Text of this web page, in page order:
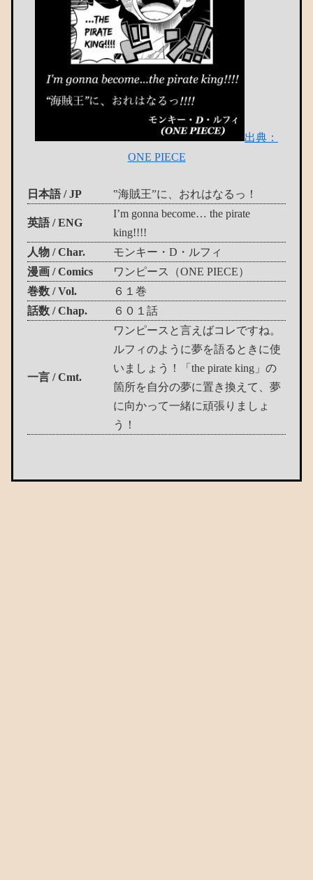
出典：
ONE PIECE
日本語 / JP ‟海賊王”に、おれはなるっ！
英語 / ENG
I’m gonna become… the pirate
king!!!!
人物 / Char.
モンキー・D・ルフィ
漫画 / Comics
ワンピース（ONE PIECE）
巻数 / Vol.
６１巻
話数 / Chap.
６０１話
一言 / Cmt.
ワンピースと言えばコレですね。
ルフィのように夢を語るときに使
いましょう！「the pirate king」の
箇所を自分の夢に置き換えて、夢
に向かって一緒に頑張りましょ
う！